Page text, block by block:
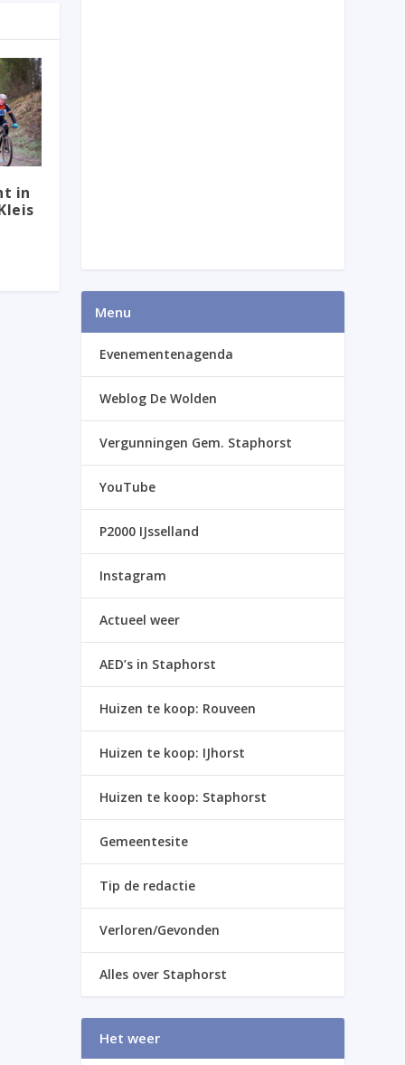
in
Menu
Evenementenagenda
Weblog De Wolden
Vergunningen Gem. Staphorst
YouTube
P2000 IJsselland
Instagram
Actueel weer
AED’s in Staphorst
Huizen te koop: Rouveen
Huizen te koop: IJhorst
Huizen te koop: Staphorst
Gemeentesite
Tip de redactie
Verloren/Gevonden
Alles over Staphorst
Het weer